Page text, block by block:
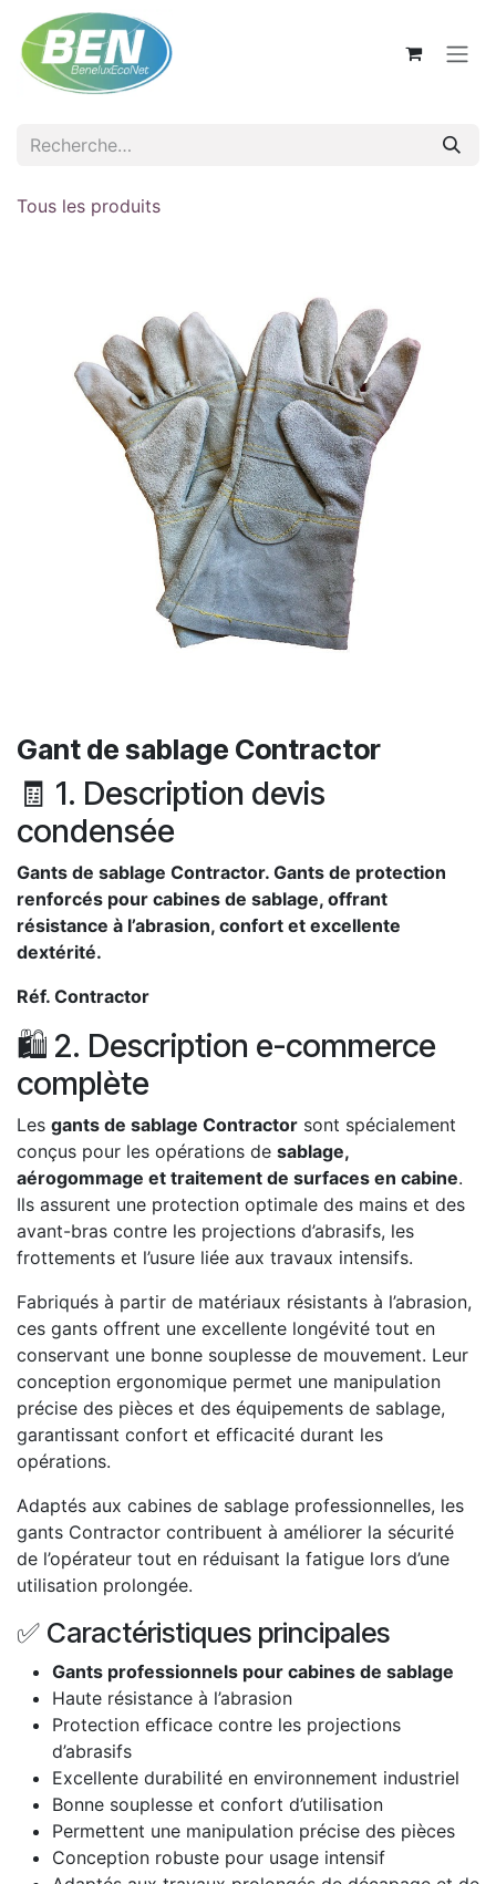
Se rendre au contenu
Tous les produits
Gant de sablage Contractor
🧾 1. Description devis
condensée
Gants de sablage Contractor. Gants de protection
renforcés pour cabines de sablage, offrant
résistance à l’abrasion, confort et excellente
dextérité.
Réf. Contractor
🛍️ 2. Description e-commerce
complète
Les gants de sablage Contractor sont spécialement
conçus pour les opérations de sablage,
aérogommage et traitement de surfaces en cabine.
Ils assurent une protection optimale des mains et des
avant-bras contre les projections d’abrasifs, les
frottements et l’usure liée aux travaux intensifs.
Fabriqués à partir de matériaux résistants à l’abrasion,
ces gants offrent une excellente longévité tout en
conservant une bonne souplesse de mouvement. Leur
conception ergonomique permet une manipulation
précise des pièces et des équipements de sablage,
garantissant confort et efficacité durant les
opérations.
Adaptés aux cabines de sablage professionnelles, les
gants Contractor contribuent à améliorer la sécurité
de l’opérateur tout en réduisant la fatigue lors d’une
utilisation prolongée.
✅ Caractéristiques principales
Gants professionnels pour cabines de sablage
Haute résistance à l’abrasion
Protection efficace contre les projections
d’abrasifs
Excellente durabilité en environnement industriel
Bonne souplesse et confort d’utilisation
Permettent une manipulation précise des pièces
Conception robuste pour usage intensif